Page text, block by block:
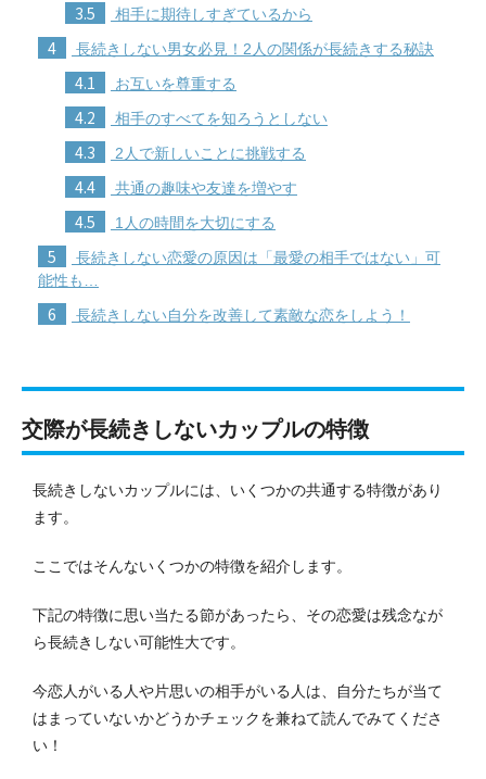
3.5 相手に期待しすぎているから
4 長続きしない男女必見！2人の関係が長続きする秘訣
4.1 お互いを尊重する
4.2 相手のすべてを知ろうとしない
4.3 2人で新しいことに挑戦する
4.4 共通の趣味や友達を増やす
4.5 1人の時間を大切にする
5
長続きしない恋愛の原因は「最愛の相手ではない」可
能性も…
6 長続きしない自分を改善して素敵な恋をしよう！
交際が長続きしないカップルの特徴
長続きしないカップルには、いくつかの共通する特徴があり
ます。
ここではそんないくつかの特徴を紹介します。
下記の特徴に思い当たる節があったら、その恋愛は残念なが
ら長続きしない可能性大です。
今恋人がいる人や片思いの相手がいる人は、自分たちが当て
はまっていないかどうかチェックを兼ねて読んでみてくださ
い！